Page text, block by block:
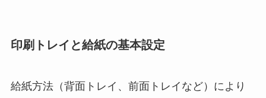
印刷トレイと給紙の基本設定
給紙方法（背面トレイ、前面トレイなど）により